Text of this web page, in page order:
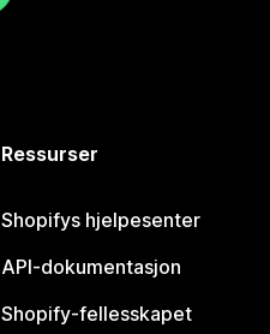
Ressurser
Shopifys hjelpesenter
API-dokumentasjon
Shopify-fellesskapet